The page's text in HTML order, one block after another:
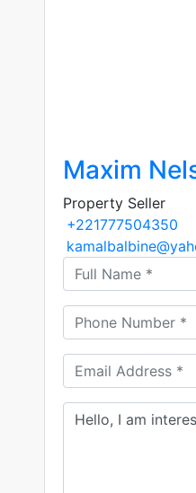
Maxim
Property Seller
+221777504350